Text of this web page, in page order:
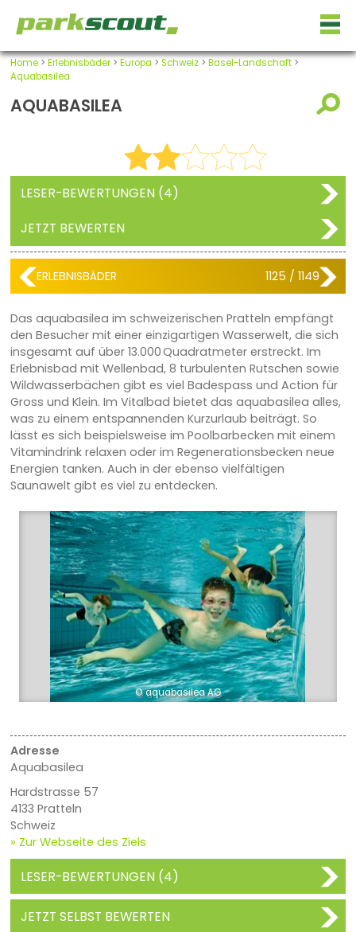
Home> Erlebnisbäder> Europa > Schweiz> Basel-Landschaft>
Aquabasilea
AQUABASILEA
LESER-BEWERTUNGEN (4)
JETZT BEWERTEN
ERLEBNISBÄDER 1125 / 1149
Das aquabasilea im schweizerischen Pratteln empfängt
den Besucher mit einer einzigartigen Wasserwelt, die sich
insgesamt auf über 13.000 Quadratmeter erstreckt. Im
Erlebnisbad mit Wellenbad, 8 turbulenten Rutschen sowie
Wildwasserbächen gibt es viel Badespass und Action für
Gross und Klein. Im Vitalbad bietet das aquabasilea alles,
was zu einem entspannenden Kurzurlaub beiträgt. So
lässt es sich beispielsweise im Poolbarbecken mit einem
Vitamindrink relaxen oder im Regenerationsbecken neue
Energien tanken. Auch in der ebenso vielfältigen
Saunawelt gibt es viel zu entdecken.
© aquabasilea AG
Adresse
Aquabasilea
Hardstrasse 57
4133 Pratteln
Schweiz
» Zur Webseite des Ziels
LESER-BEWERTUNGEN (4)
JETZT SELBST BEWERTEN